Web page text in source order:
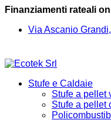
Finanziamenti rateali
Via Ascanio
Stufe e Caldaie
Stufe a pellet
Stufe a pellet